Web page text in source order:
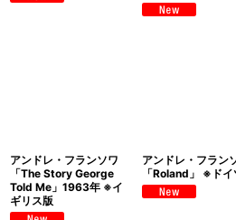
アンドレ・フランソワ
「The Story George
Told Me」1963年 ※イ
ギリス版
アンドレ・フラン
「Roland」 ※ドイ